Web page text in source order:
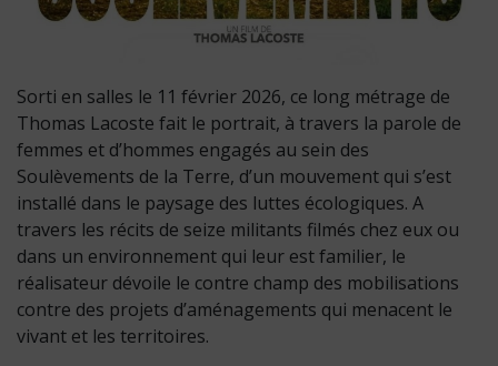
Sorti en salles le 11 février 2026, ce long métrage de
Thomas Lacoste fait le portrait, à travers la parole de
femmes et d’hommes engagés au sein des
Soulèvements de la Terre, d’un mouvement qui s’est
installé dans le paysage des luttes écologiques. A
travers les récits de seize militants filmés chez eux ou
dans un environnement qui leur est familier, le
réalisateur dévoile le contre champ des mobilisations
contre des projets d’aménagements qui menacent le
vivant et les territoires.